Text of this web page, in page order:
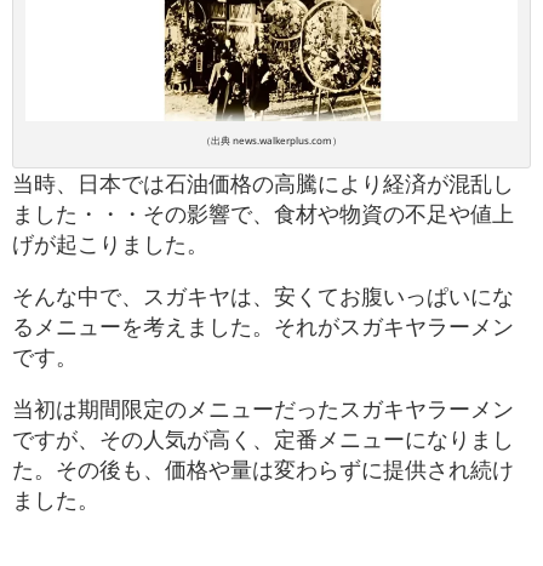
（出典 news.walkerplus.com）
当時、日本では石油価格の高騰により経済が混乱し
ました・・・その影響で、食材や物資の不足や値上
げが起こりました。
そんな中で、スガキヤは、安くてお腹いっぱいにな
るメニューを考えました。それがスガキヤラーメン
です。
当初は期間限定のメニューだったスガキヤラーメン
ですが、その人気が高く、定番メニューになりまし
た。その後も、価格や量は変わらずに提供され続け
ました。